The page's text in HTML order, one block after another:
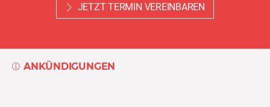
JETZT TERMIN VEREINBAREN
ANKÜNDIGUNGEN